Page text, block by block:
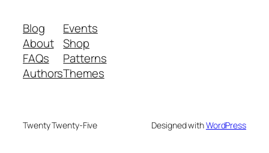
Blog
About
FAQs
Authors
Events
Shop
Patterns
Themes
Twenty Twenty-Five Designed withWordPress